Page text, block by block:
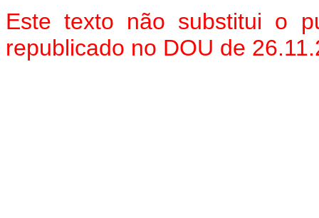
Este texto não substitui o
republicado no DOU de